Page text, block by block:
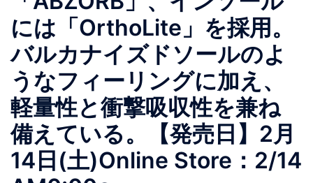
には「OrthoLite」を採用。
バルカナイズドソールのよ
うなフィーリングに加え、
軽量性と衝撃吸収性を兼ね
備えている。【発売日】2月
14日(土)Online Store：2/14